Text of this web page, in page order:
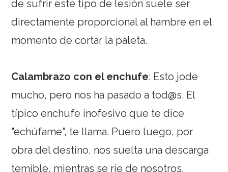
de sufrir este tipo de lesión suele ser
directamente proporcional al hambre en el
momento de cortar la paleta.
Calambrazo con el enchufe: Esto jode
mucho, pero nos ha pasado a tod@s. El
típico enchufe inofesivo que te dice
"echúfame", te llama. Puero luego, por
obra del destino, nos suelta una descarga
temible, mientras se ríe de nosotros.